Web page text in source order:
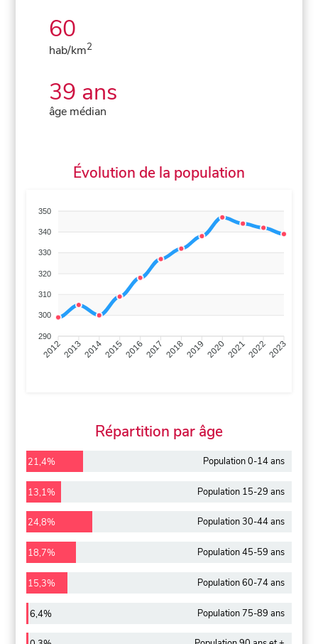
60
hab/km2
39 ans
âge médian
Évolution de la population
350
340
330
320
310
300
290
201220132014201520162017 20182019 2020202120222023
Répartition par âge
21,4% Population 0-14 ans
13,1% Population 15-29 ans
24,8% Population 30-44 ans
18,7% Population 45-59 ans
15,3% Population 60-74 ans
6,4% Population 75-89 ans